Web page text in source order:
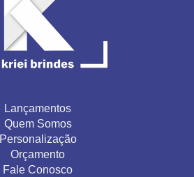
Lançamentos
Quem Somos
Personalização
Orçamento
Fale Conosco